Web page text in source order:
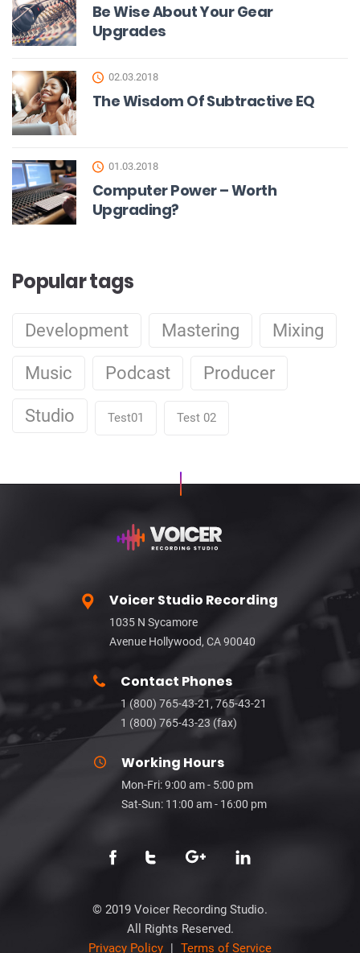
Be Wise About Your Gear
Upgrades
02.03.2018
The Wisdom Of Subtractive EQ
01.03.2018
Computer Power – Worth
Upgrading?
Popular tags
Development Mastering Mixing
Music Podcast Producer
Studio Test01 Test 02
Voicer Studio Recording
1035 N Sycamore
Avenue Hollywood, CA 90040
Contact Phones
1 (800) 765-43-21, 765-43-21
1 (800) 765-43-23 (fax)
Working Hours
Mon-Fri: 9:00 am - 5:00 pm
Sat-Sun: 11:00 am - 16:00 pm
© 2019 Voicer Recording Studio.
All Rights Reserved.
Privacy Policy | Terms of Service